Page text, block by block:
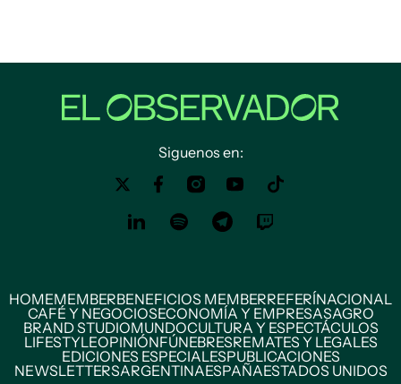
Siguenos en:
HOMEMEMBERBENEFICIOS MEMBERREFERÍNACIONAL
CAFÉ Y NEGOCIOSECONOMÍA Y EMPRESASAGRO
BRAND STUDIOMUNDOCULTURA Y ESPECTÁCULOS
LIFESTYLEOPINIÓNFÚNEBRESREMATES Y LEGALES
EDICIONES ESPECIALESPUBLICACIONES
NEWSLETTERSARGENTINAESPAÑAESTADOS UNIDOS